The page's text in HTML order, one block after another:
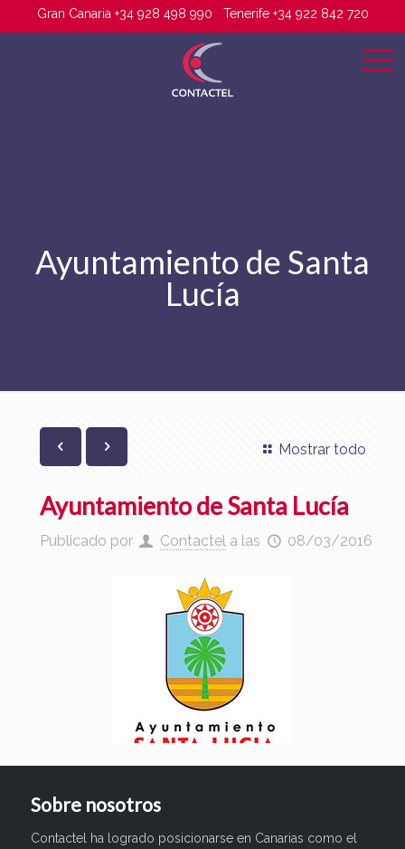
Gran Canaria +34 928 498 990 Tenerife +34 922 842 720
Ayuntamiento de Santa
Lucía
Mostrar todo
Ayuntamiento de Santa Lucía
Publicado por Contactel a las 08/03/2016
Sobre nosotros
Contactel ha logrado posicionarse en Canarias como el